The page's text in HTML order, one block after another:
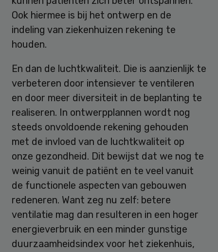
Ook hiermee is bij het ontwerp en de
indeling van ziekenhuizen rekening te
houden.
En dan de luchtkwaliteit. Die is aanzienlijk te
verbeteren door intensiever te ventileren
en door meer diversiteit in de beplanting te
realiseren. In ontwerpplannen wordt nog
steeds onvoldoende rekening gehouden
met de invloed van de luchtkwaliteit op
onze gezondheid. Dit bewijst dat we nog te
weinig vanuit de patiënt en te veel vanuit
de functionele aspecten van gebouwen
redeneren. Want zeg nu zelf: betere
ventilatie mag dan resulteren in een hoger
energieverbruik en een minder gunstige
duurzaamheidsindex voor het ziekenhuis,